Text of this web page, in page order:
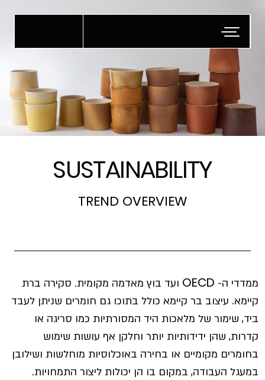
SUSTAINABILITY
TREND OVERVIEW
ממדדי ה- OECD ועד בוץ מאדמה מקומית. סקירה ברת
קיימא. עיצוב בר קיימא כולל בתוכו גם חומרים שניתן לעבד
ביד, שימור של מלאכות היד המסורתיות כמו סריגה או
קדרות, שהן ידידותיות יותר וחלקן אף עושות שימוש
בחומרים מקומיים או בחירה באוכלוסיות מוחלשות ושילובן
במעגל העבודה, במקום בו הן יכולות ליצור התמחויות.